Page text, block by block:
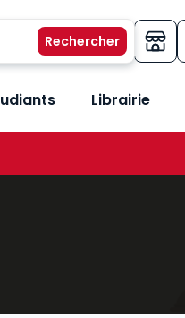
sous-menu Vos besoins
Librairie